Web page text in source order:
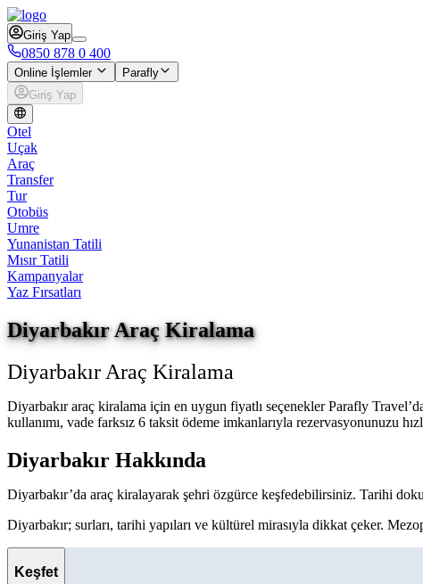
Giriş Yap
0850 878 0 400
Online İşlemler
Parafly
Giriş Yap
Otel
Uçak
Araç
Transfer
Tur
Otobüs
Umre
Yunanistan Tatili
Mısır Tatili
Kampanyalar
Yaz Fırsatları
Diyarbakır Araç Kiralama
Diyarbakır Araç Kiralama
Diyarbakır araç kiralama için en uygun fiyatlı seçenekler Parafly
kullanımı, vade farksız 6 taksit ödeme imkanlarıyla rezervasyonunuzu
Diyarbakır Hakkında
Diyarbakır’da araç kiralayarak şehri özgürce keşfedebilirsiniz. Tarihi
Diyarbakır; surları, tarihi yapıları ve kültürel mirasıyla dikkat çeker.
Keşfet